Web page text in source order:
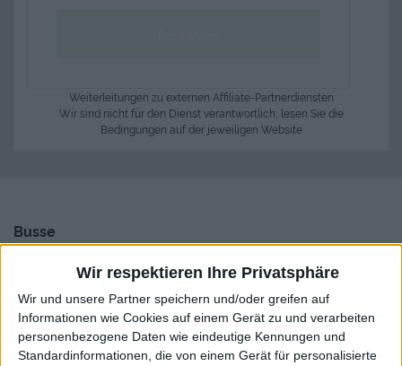
Wir respektieren Ihre Privatsphäre
Wir und unsere Partner speichern und/oder greifen auf
Informationen wie Cookies auf einem Gerät zu und verarbeiten
personenbezogene Daten wie eindeutige Kennungen und
Standardinformationen, die von einem Gerät für personalisierte
Weiterleitungen zu externen Affiliate-Partnerdiensten
Wir sind nicht für den Dienst verantwortlich, lesen Sie die
Bedingungen auf der jeweiligen Website
Busse
Den Flughafen mit dem Bus verlassen
Standort der Bushaltestelle am Flughafen Faro
Mit dem Bus zum Flughafen kommen
Faro Bus Zentralstation – "póximo" Busterminal